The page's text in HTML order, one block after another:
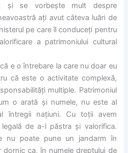
și se vorbește mult despre
ați avut câteva luări de
pe care îl conduceți pentru
a patrimoniului cultural
e o întrebare la care nu doar eu
că este o activitate complexă,
multiple. Patrimoniul
o arată și numele, nu este al
întregii națiuni. Cu toții avem
de a-l păstra și valorifica.
nu poate pune un jandarm în
dornic ca, în numele dreptului de